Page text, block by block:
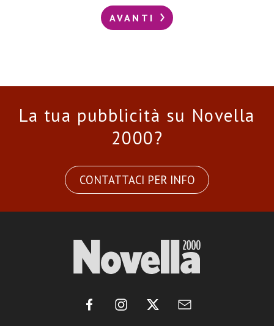
AVANTI
La tua pubblicità su Novella
2000?
CONTATTACI PER INFO